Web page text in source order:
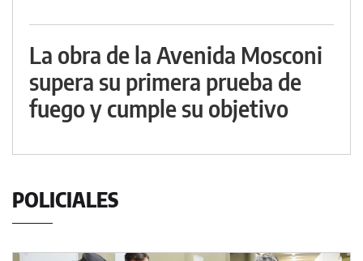
La obra de la Avenida Mosconi
supera su primera prueba de
fuego y cumple su objetivo
POLICIALES